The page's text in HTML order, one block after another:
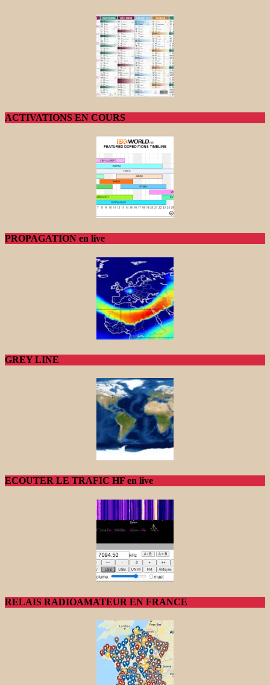
ACTIVATIONS EN COURS
PROPAGATION en live
GREY LINE
ECOUTER LE TRAFIC HF en live
RELAIS RADIOAMATEUR EN FRANCE